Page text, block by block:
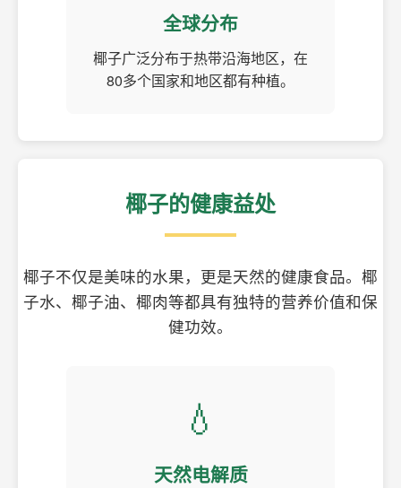
全球分布
椰子广泛分布于热带沿海地区，在
80多个国家和地区都有种植。
椰子的健康益处
椰子不仅是美味的水果，更是天然的健康食品。椰
子水、椰子油、椰肉等都具有独特的营养价值和保
健功效。
💧
天然电解质